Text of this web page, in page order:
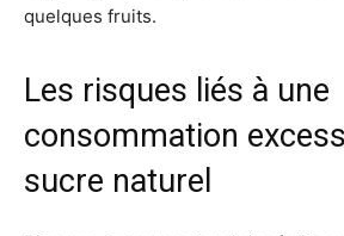
quelques fruits.
Les risques liés à une
consommation
sucre naturel